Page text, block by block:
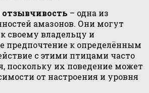
– одна из
амазонов. Они могут
своему владельцу и
предпочтение к определённым
с этими птицами часто
поскольку их поведение может
от настроения и уровня